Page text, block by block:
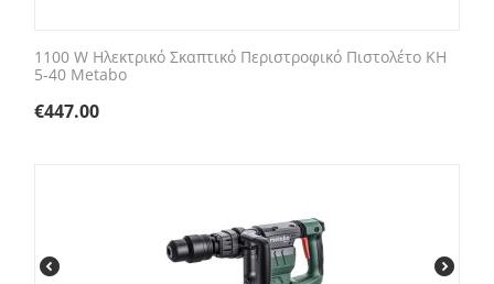
1100 W Ηλεκτρικό Σκαπτικό Περιστροφικό Πιστολέτο KH
5-40 Metabo
€447.00